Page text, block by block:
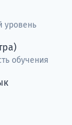
уровень
обучения